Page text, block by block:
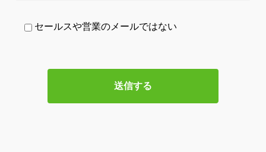
セールスや営業のメールではない